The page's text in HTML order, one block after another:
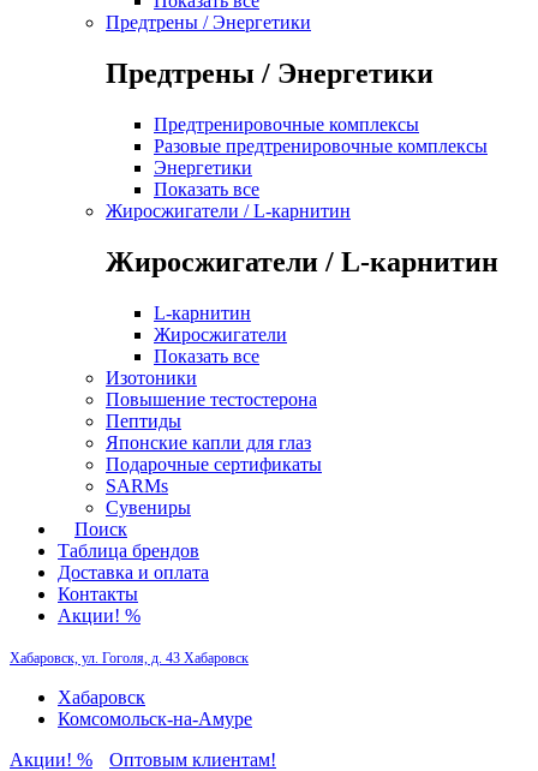
Предтрены / Энергетики
Предтрены / Энергетики
Предтренировочные комплексы
Разовые предтренировочные комплексы
Энергетики
Показать все
Жиросжигатели / L-карнитин
Жиросжигатели / L-карнитин
L-карнитин
Жиросжигатели
Показать все
Изотоники
Повышение тестостерона
Пептиды
Японские капли для глаз
Подарочные сертификаты
SARMs
Сувениры
Поиск
Таблица брендов
Доставка и оплата
Контакты
Акции! %
Хабаровск, ул. Гоголя, д. 43 Хабаровск
Хабаровск
Комсомольск-на-Амуре
Акции! %
Оптовым клиентам!